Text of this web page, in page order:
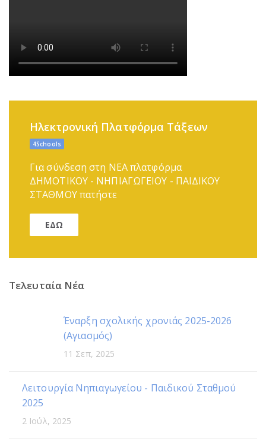
Ηλεκτρονική Πλατφόρμα Τάξεων
4Schools
Για σύνδεση στη ΝΕΑ πλατφόρμα
ΔΗΜΟΤΙΚΟΥ - ΝΗΠΙΑΓΩΓΕΙΟΥ - ΠΑΙΔΙΚΟΥ
ΣΤΑΘΜΟΥ πατήστε
ΕΔΩ
Τελευταία Νέα
Έναρξη σχολικής χρονιάς 2025-2026
(Αγιασμός)
11 Σεπ, 2025
Λειτουργία Νηπιαγωγείου - Παιδικού Σταθμού
2025
2 Ιούλ, 2025